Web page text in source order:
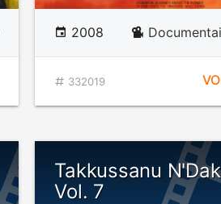
2008
332019
Takkussanu
Vol. 7